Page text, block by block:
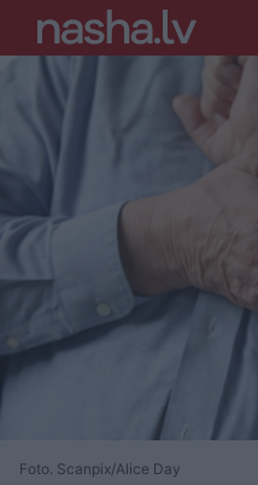
Foto. Scanpix/Alice Day